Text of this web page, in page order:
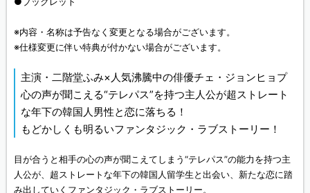
※内容・名称は予告なく変更となる場合がございます。
※仕様変更に伴い特典が付かない場合がございます。
主演・二階堂ふみ×人気沸騰中の俳優チェ・ジョンヒョプ
心の声が聞こえる“テレパス”を持つ主人公が超ストレート
な年下の韓国人男性と恋に落ちる！
もどかしくも明るいファンタジック・ラブストーリー！
目が合うと相手の心の声が聞こえてしまう“テレパス”の能力を持つ主
人公が、超ストレートな年下の韓国人留学生と出会い、新たな恋に踏
み出していくファンタジック・ラブストーリー。